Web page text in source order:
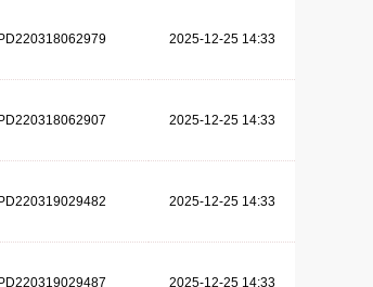
PD220318062979 2025-12-25 14:33
PD220318062907 2025-12-25 14:33
PD220319029482 2025-12-25 14:33
PD220319029487 2025-12-25 14:33